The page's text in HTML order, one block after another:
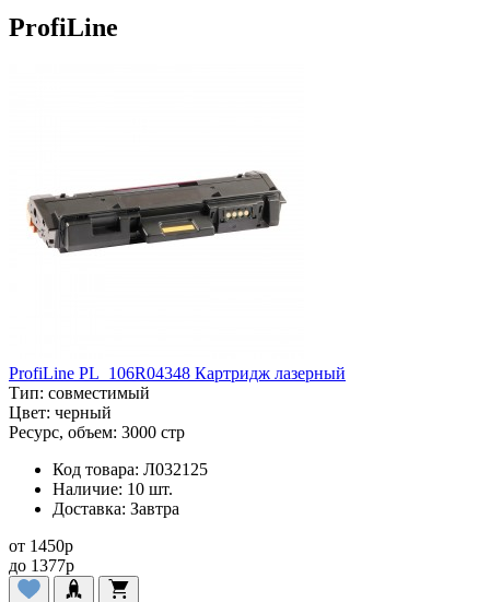
ProfiLine
ProfiLine PL_106R04348 Картридж лазерный
Тип: совместимый
Цвет: черный
Ресурс, объем: 3000 стр
Код товара: Л032125
Наличие: 10 шт.
Доставка: Завтра
от 1450p
до 1377p